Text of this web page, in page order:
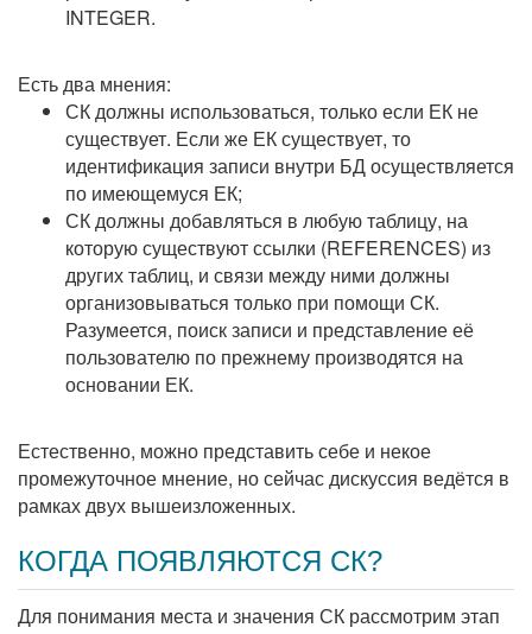
INTEGER.
Есть два мнения:
СК должны использоваться, только если ЕК не
существует. Если же ЕК существует, то
идентификация записи внутри БД осуществляется
по имеющемуся ЕК;
СК должны добавляться в любую таблицу, на
которую существуют ссылки (REFERENCES) из
других таблиц, и связи между ними должны
организовываться только при помощи СК.
Разумеется, поиск записи и представление её
пользователю по прежнему производятся на
основании ЕК.
Естественно, можно представить себе и некое
промежуточное мнение, но сейчас дискуссия ведётся в
рамках двух вышеизложенных.
КОГДА ПОЯВЛЯЮТСЯ СК?
Для понимания места и значения СК рассмотрим этап